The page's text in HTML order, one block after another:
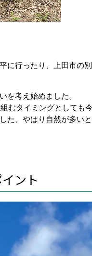
行ったり、上田市の
を考え始めました。
むタイミングとしても今
。やはり自然が多い
ント